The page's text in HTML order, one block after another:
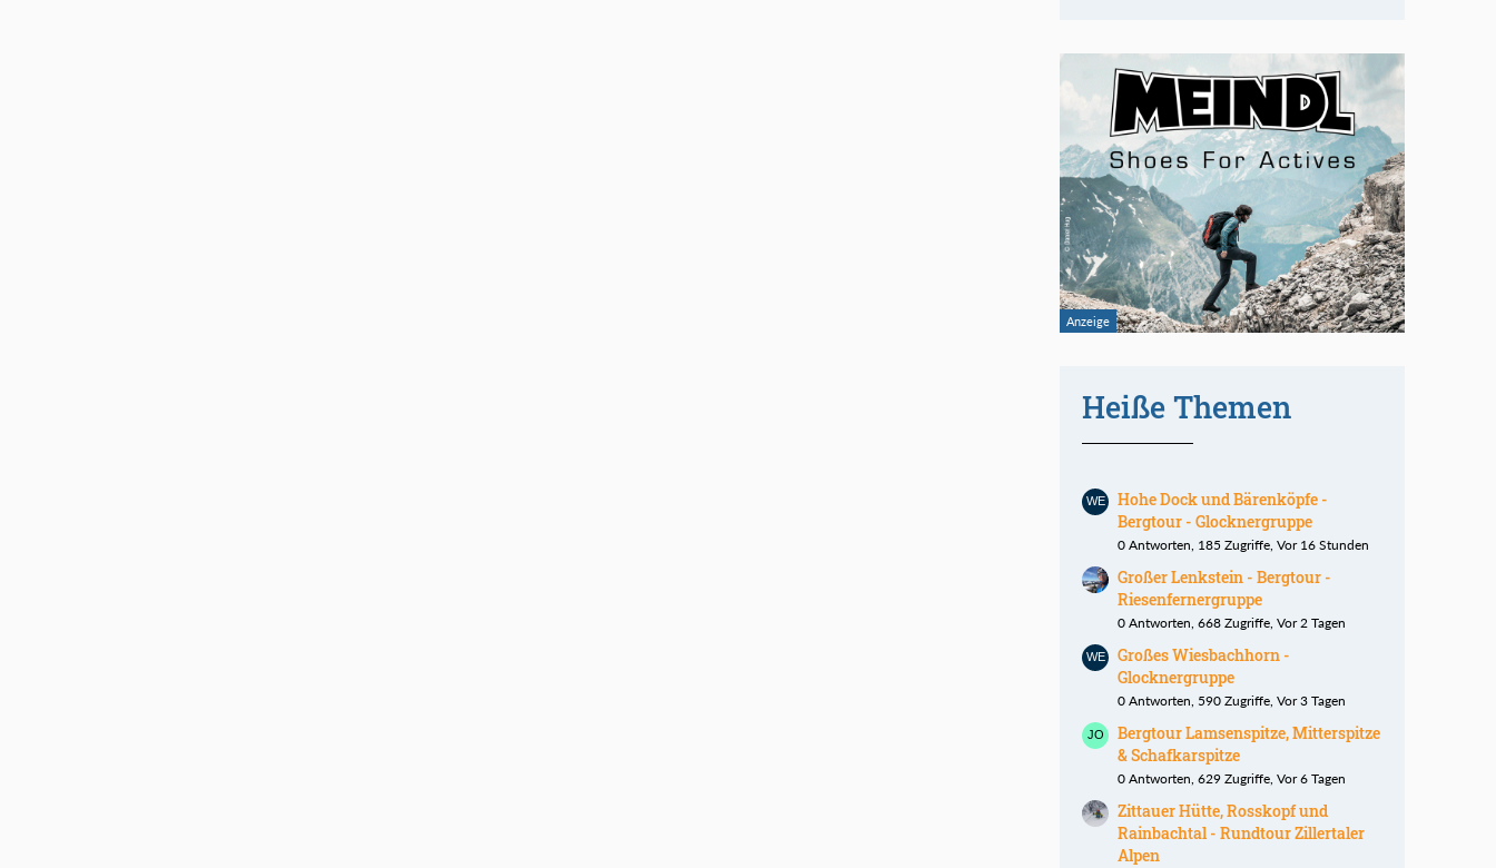
Heiße Themen
Hohe Dock und Bärenköpfe -
Bergtour - Glocknergruppe
0 Antworten, 185 Zugriffe, Vor 16 Stunden
Großer Lenkstein - Bergtour -
Riesenfernergruppe
0 Antworten, 668 Zugriffe, Vor 2 Tagen
Großes Wiesbachhorn -
Glocknergruppe
0 Antworten, 590 Zugriffe, Vor 3 Tagen
Bergtour Lamsenspitze, Mitterspitze
& Schafkarspitze
0 Antworten, 629 Zugriffe, Vor 6 Tagen
Zittauer Hütte, Rosskopf und
Rainbachtal - Rundtour Zillertaler
Alpen